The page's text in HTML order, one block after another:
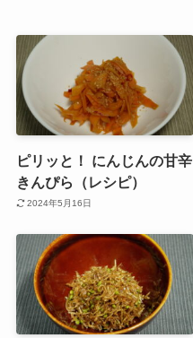
ピリッと！ にんじんの甘辛
きんぴら（レシピ）
2024年5月16日